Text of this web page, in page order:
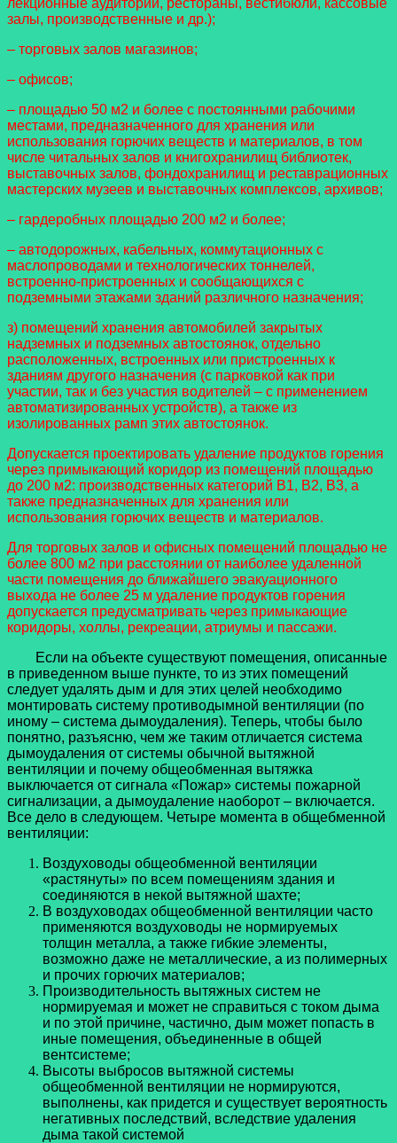
залы, производственные и др.);
– торговых залов магазинов;
– офисов;
– площадью 50 м2 и более с постоянными рабочими
местами, предназначенного для хранения или
использования горючих веществ и материалов, в том
числе читальных залов и книгохранилищ библиотек,
выставочных залов, фондохранилищ и реставрационных
мастерских музеев и выставочных комплексов, архивов;
– гардеробных площадью 200 м2 и более;
– автодорожных, кабельных, коммутационных с
маслопроводами и технологических тоннелей,
встроенно-пристроенных и сообщающихся с
подземными этажами зданий различного назначения;
з) помещений хранения автомобилей закрытых
надземных и подземных автостоянок, отдельно
расположенных, встроенных или пристроенных к
зданиям другого назначения (с парковкой как при
участии, так и без участия водителей – с применением
автоматизированных устройств), а также из
изолированных рамп этих автостоянок.
Допускается проектировать удаление продуктов горения
через примыкающий коридор из помещений площадью
до 200 м2: производственных категорий В1, В2, В3, а
также предназначенных для хранения или
использования горючих веществ и материалов.
Для торговых залов и офисных помещений площадью не
более 800 м2 при расстоянии от наиболее удаленной
части помещения до ближайшего эвакуационного
выхода не более 25 м удаление продуктов горения
допускается предусматривать через примыкающие
коридоры, холлы, рекреации, атриумы и пассажи.
Если на объекте существуют помещения, описанные
в приведенном выше пункте, то из этих помещений
следует удалять дым и для этих целей необходимо
монтировать систему противодымной вентиляции (по
иному – система дымоудаления). Теперь, чтобы было
понятно, разъясню, чем же таким отличается система
дымоудаления от системы обычной вытяжной
вентиляции и почему общеобменная вытяжка
выключается от сигнала «Пожар» системы пожарной
сигнализации, а дымоудаление наоборот – включается.
Все дело в следующем. Четыре момента в общебменной
вентиляции:
Воздуховоды общеобменной вентиляции
«растянуты» по всем помещениям здания и
соединяются в некой вытяжной шахте;
В воздуховодах общеобменной вентиляции часто
применяются воздуховоды не нормируемых
толщин металла, а также гибкие элементы,
возможно даже не металлические, а из полимерных
и прочих горючих материалов;
Производительность вытяжных систем не
нормируемая и может не справиться с током дыма
и по этой причине, частично, дым может попасть в
иные помещения, объединенные в общей
вентсистеме;
Высоты выбросов вытяжной системы
общеобменной вентиляции не нормируются,
выполнены, как придется и существует вероятность
негативных последствий, вследствие удаления
дыма такой системой